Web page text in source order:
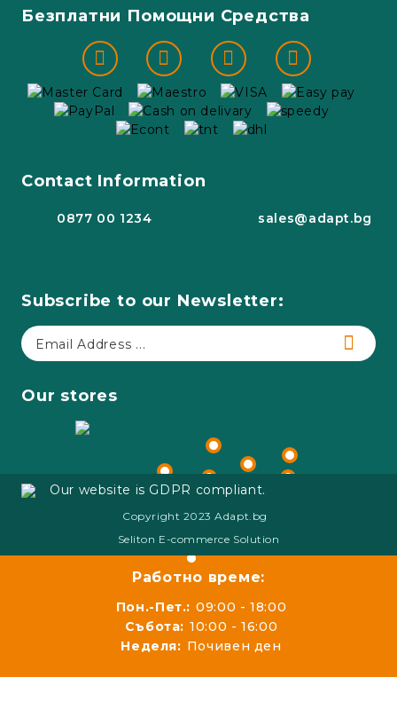
Безплатни Помощни Средства
Contact Information
0877 00 1234 sales@adapt.bg
Subscribe to our Newsletter:
Our stores
Our website is GDPR compliant.
Copyright 2023 Adapt.bg
Seliton E-commerce Solution
Работно време:
Пон.-Пет.: 09:00 - 18:00
Събота: 10:00 - 16:00
Неделя: Почивен ден